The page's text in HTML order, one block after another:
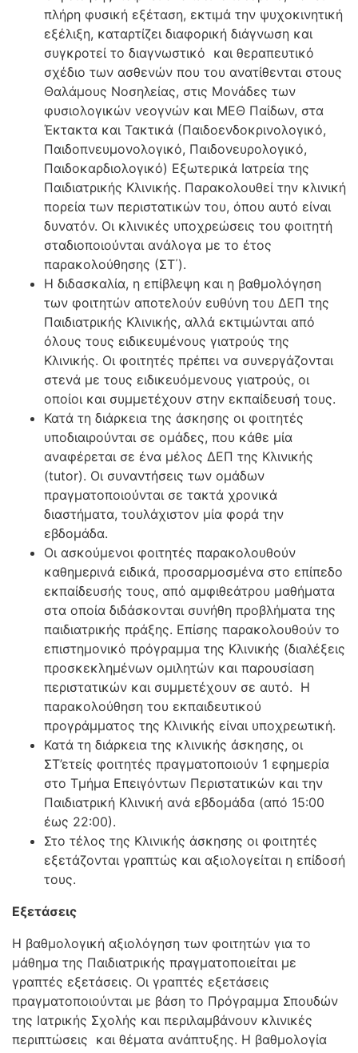
πλήρη φυσική εξέταση, εκτιμά την ψυχοκινητική
εξέλιξη, καταρτίζει διαφορική διάγνωση και
συγκροτεί το διαγνωστικό και θεραπευτικό
σχέδιο των ασθενών που του ανατίθενται στους
Θαλάμους Νοσηλείας, στις Μονάδες των
φυσιολογικών νεογνών και ΜΕΘ Παίδων, στα
Έκτακτα και Τακτικά (Παιδοενδοκρινολογικό,
Παιδοπνευμονολογικό, Παιδονευρολογικό,
Παιδοκαρδιολογικό) Εξωτερικά Ιατρεία της
Παιδιατρικής Κλινικής. Παρακολουθεί την κλινική
πορεία των περιστατικών του, όπου αυτό είναι
δυνατόν. Οι κλινικές υποχρεώσεις του φοιτητή
σταδιοποιούνται ανάλογα με το έτος
παρακολούθησης (ΣΤ΄).
Η διδασκαλία, η επίβλεψη και η βαθμολόγηση
των φοιτητών αποτελούν ευθύνη του ΔΕΠ της
Παιδιατρικής Κλινικής, αλλά εκτιμώνται από
όλους τους ειδικευμένους γιατρούς της
Κλινικής. Οι φοιτητές πρέπει να συνεργάζονται
στενά με τους ειδικευόμενους γιατρούς, οι
οποίοι και συμμετέχουν στην εκπαίδευσή τους.
Κατά τη διάρκεια της άσκησης οι φοιτητές
υποδιαιρούνται σε ομάδες, που κάθε μία
αναφέρεται σε ένα μέλος ΔΕΠ της Κλινικής
(tutor). Οι συναντήσεις των ομάδων
πραγματοποιούνται σε τακτά χρονικά
διαστήματα, τουλάχιστον μία φορά την
εβδομάδα.
Οι ασκούμενοι φοιτητές παρακολουθούν
καθημερινά ειδικά, προσαρμοσμένα στο επίπεδο
εκπαίδευσής τους, από αμφιθεάτρου μαθήματα
στα οποία διδάσκονται συνήθη προβλήματα της
παιδιατρικής πράξης. Επίσης παρακολουθούν το
επιστημονικό πρόγραμμα της Κλινικής (διαλέξεις
προσκεκλημένων ομιλητών και παρουσίαση
περιστατικών και συμμετέχουν σε αυτό. Η
παρακολούθηση του εκπαιδευτικού
προγράμματος της Κλινικής είναι υποχρεωτική.
Κατά τη διάρκεια της κλινικής άσκησης, οι
ΣΤ’ετείς φοιτητές πραγματοποιούν 1 εφημερία
στο Τμήμα Επειγόντων Περιστατικών και την
Παιδιατρική Κλινική ανά εβδομάδα (από 15:00
έως 22:00).
Στο τέλος της Κλινικής άσκησης οι φοιτητές
εξετάζονται γραπτώς και αξιολογείται η επίδοσή
τους.
Εξετάσεις
Η βαθμολογική αξιολόγηση των φοιτητών για το
μάθημα της Παιδιατρικής πραγματοποιείται με
γραπτές εξετάσεις. Οι γραπτές εξετάσεις
πραγματοποιούνται με βάση το Πρόγραμμα Σπουδών
της Ιατρικής Σχολής και περιλαμβάνουν κλινικές
περιπτώσεις και θέματα ανάπτυξης. Η βαθμολογία